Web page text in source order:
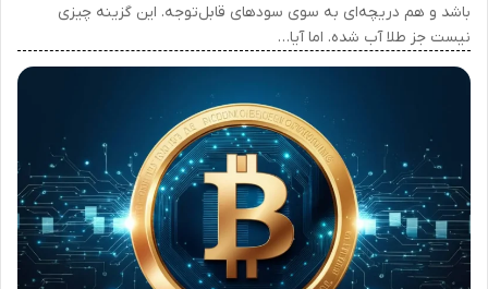
باشد و هم دریچه‌ای به سوی سودهای قابل‌توجه. این گزینه چیزی
نیست جز طلا آب شده. اما آیا…